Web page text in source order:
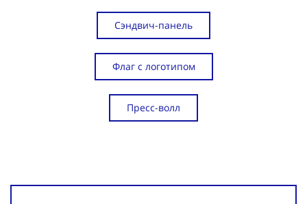
Сэндвич-панель
Флаг с логотипом
Пресс-волл